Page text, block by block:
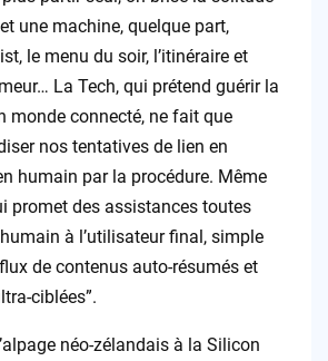
une machine, quelque part,
le menu du soir, l’itinéraire et
La Tech, qui prétend guérir la
monde connecté, ne fait que
nos tentatives de lien en
humain par la procédure. Même
promet des assistances toutes
à l’utilisateur final, simple
de contenus auto-résumés et
ciblées”.
néo-zélandais à la Silicon